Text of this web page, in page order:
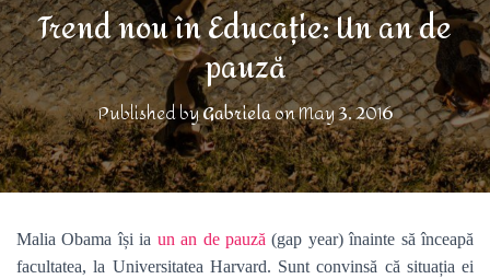
Trend nou în Educație: Un an de
pauză
Published byGabrielaonMay 3, 2016
Malia Obama își ia un an de pauză (gap year) înainte să înceapă
facultatea, la Universitatea Harvard. Sunt convinsă că situația ei